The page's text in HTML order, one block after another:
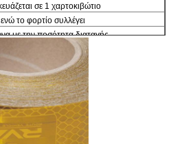
σε 1 χαρτοκιβώτιο
το φορτίο συλλέγει
με την ποσότητα διαταγής